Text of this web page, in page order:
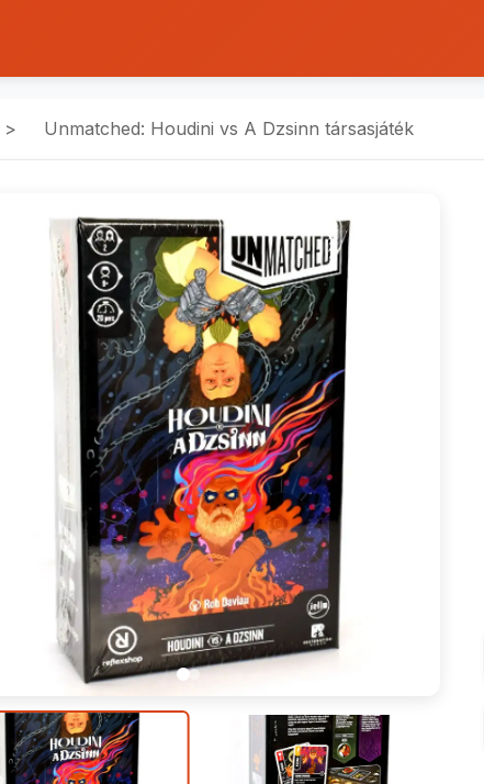
> Unmatched: Houdini vs A Dzsinn társasjáték